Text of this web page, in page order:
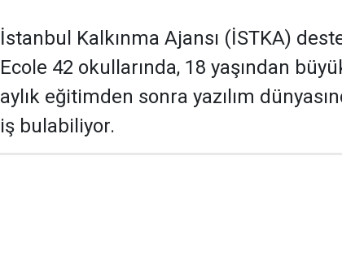
İstanbul Kalkınma Ajansı (İSTKA)
Ecole 42 okullarında, 18 yaşından
aylık eğitimden sonra yazılım
iş bulabiliyor.